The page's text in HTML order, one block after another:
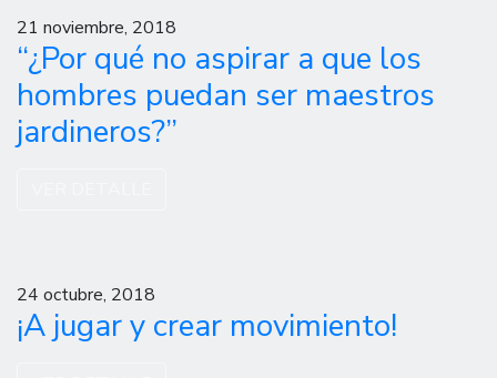
21 noviembre, 2018
“¿Por qué no aspirar a que los
hombres puedan ser maestros
jardineros?”
24 octubre, 2018
¡A jugar y crear movimiento!